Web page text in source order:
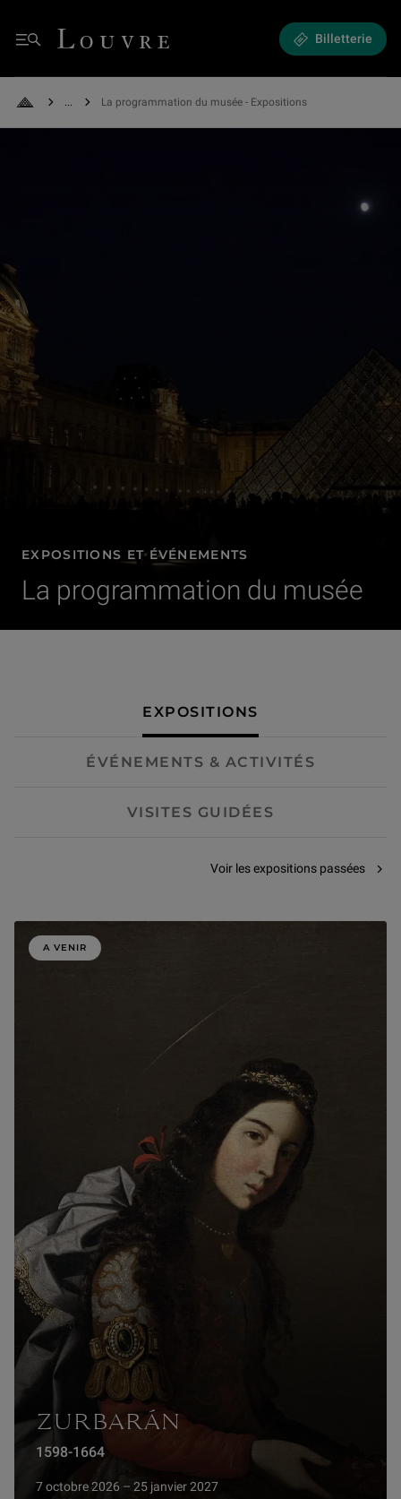
Menu
Louvre - Retour à l'accueil Billetterie
Retour à l'accueil
See all breadcrumbs
La programmation du musée - Expositions
EXPOSITIONS ET ÉVÉNEMENTS
La programmation du musée
EXPOSITIONS
ÉVÉNEMENTS & ACTIVITÉS
VISITES GUIDÉES
Voir les expositions passées
ZURBARÁN
1598-1664
7 octobre 2026 – 25 janvier 2027
A VENIR